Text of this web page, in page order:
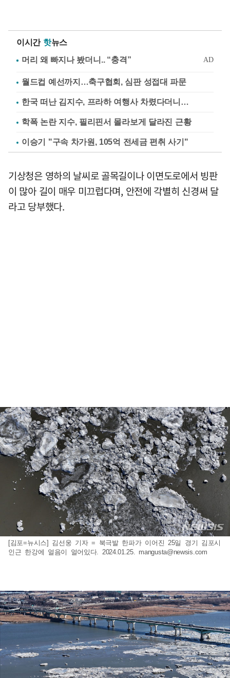
이시간 핫뉴스
월드컵 예선까지…축구협회, 심판 성접대 파문
한국 떠난 김지수, 프라하 여행사 차렸다더니…
학폭 논란 지수, 필리핀서 몰라보게 달라진 근황
이승기 "구속 차가원, 105억 전세금 편취 사기"
기상청은 영하의 날씨로 골목길이나 이면도로에서 빙판
이 많아 길이 매우 미끄럽다며, 안전에 각별히 신경써 달
라고 당부했다.
[김포=뉴시스] 김선웅 기자 = 북극발 한파가 이어진 25일 경기 김포시
인근 한강에 얼음이 얼어있다. 2024.01.25. mangusta@newsis.com